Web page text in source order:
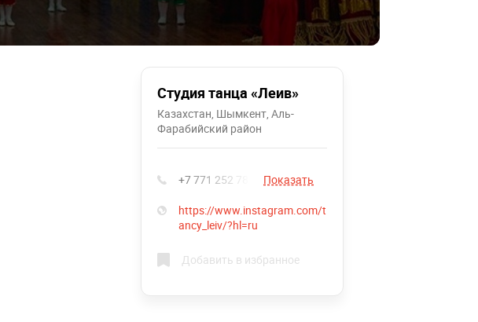
Студия танца «Леив»
Казахстан, Шымкент, Аль-
Фарабийский район
+7 771 252 78 22 Показать
https://www.instagram.com/t
ancy_leiv/?hl=ru
Добавить в избранное